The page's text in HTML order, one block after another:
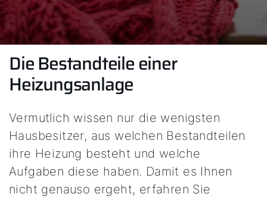
Die Bestandteile einer
Heizungsanlage
Vermutlich wissen nur die wenigsten
Hausbesitzer, aus welchen Bestandteilen
ihre Heizung besteht und welche
Aufgaben diese haben. Damit es Ihnen
nicht genauso ergeht, erfahren Sie